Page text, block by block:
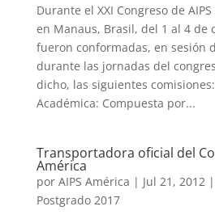
Durante el XXI Congreso de
en Manaus, Brasil, del 1 al 4 de
fueron conformadas, en sesión
durante las jornadas del
dicho, las siguientes
Académica: Compuesta por...
Transportadora oficial del
América
por AIPS América | Jul 21, 2012|
Postgrado 2017